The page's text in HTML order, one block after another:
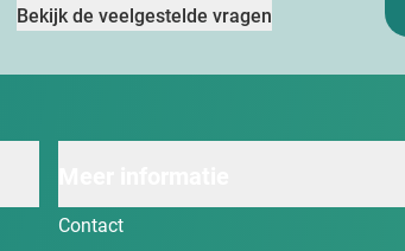
Bekijk de veelgestelde vragen
Contact